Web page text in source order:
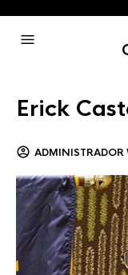
Erick
ADMINISTRADOR